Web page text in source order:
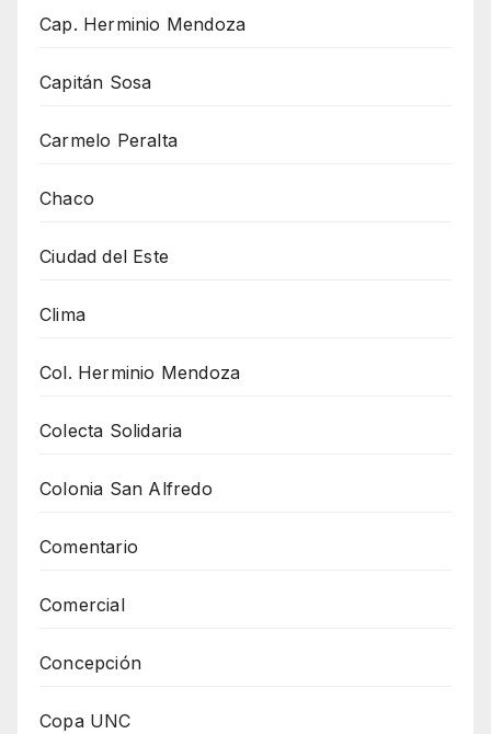
Cap. Herminio Mendoza
Capitán Sosa
Carmelo Peralta
Chaco
Ciudad del Este
Clima
Col. Herminio Mendoza
Colecta Solidaria
Colonia San Alfredo
Comentario
Comercial
Concepción
Copa UNC